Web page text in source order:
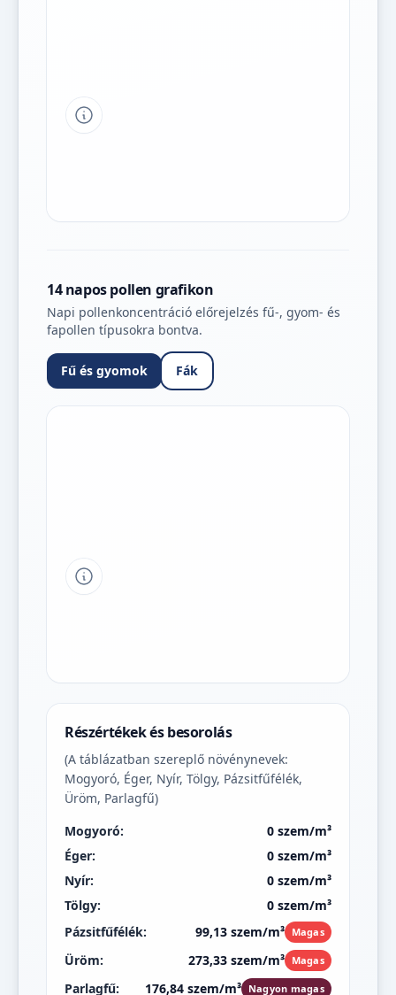
Tipp a grafikon jelmagyarázatához
14 napos pollen grafikon
Napi pollenkoncentráció előrejelzés fű-, gyom- és
fapollen típusokra bontva.
Fű és gyomok Fák
Tipp a grafikon jelmagyarázatához
Részértékek és besorolás
(A táblázatban szereplő növénynevek:
Mogyoró, Éger, Nyír, Tölgy, Pázsitfűfélék,
Üröm, Parlagfű)
Mogyoró:
0 szem/m³
Éger:
0 szem/m³
Nyír:
0 szem/m³
Tölgy:
0 szem/m³
Pázsitfűfélék:
99,13 szem/m³ Magas
Üröm: 273,33 szem/m³ Magas
Parlagfű: 176,84 szem/m³ Nagyon magas